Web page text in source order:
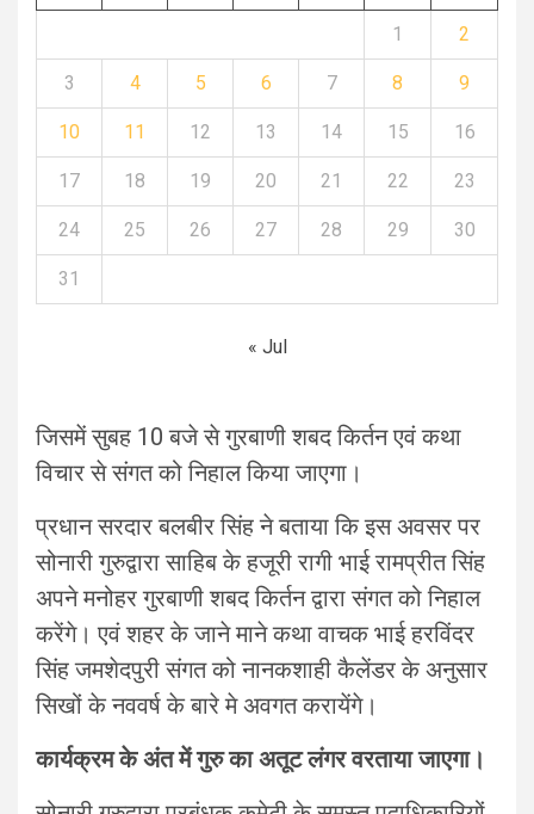
1 2
3 4 5 6 7 8 9
10 11 12 13 14 15 16
17 18 19 20 21 22 23
24 25 26 27 28 29 30
31
« Jul
जिसमें सुबह 10 बजे से गुरबाणी शबद किर्तन एवं कथा
विचार से संगत को निहाल किया जाएगा।
प्रधान सरदार बलबीर सिंह ने बताया कि इस अवसर पर
सोनारी गुरुद्वारा साहिब के हजूरी रागी भाई रामप्रीत सिंह
अपने मनोहर गुरबाणी शबद किर्तन द्वारा संगत को निहाल
करेंगे। एवं शहर के जाने माने कथा वाचक भाई हरविंदर
सिंह जमशेदपुरी संगत को नानकशाही कैलेंडर के अनुसार
सिखों के नववर्ष के बारे मे अवगत करायेंगे।
कार्यक्रम के अंत में गुरु का अतूट लंगर वरताया जाएगा।